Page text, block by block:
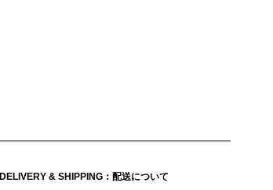
DELIVERY & SHIPPING：配送について